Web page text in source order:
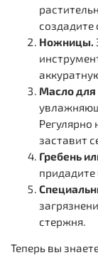
создадите
Ножницы.
Масло
Регулярно
заставит
Гребень
стержня.
Теперь вы